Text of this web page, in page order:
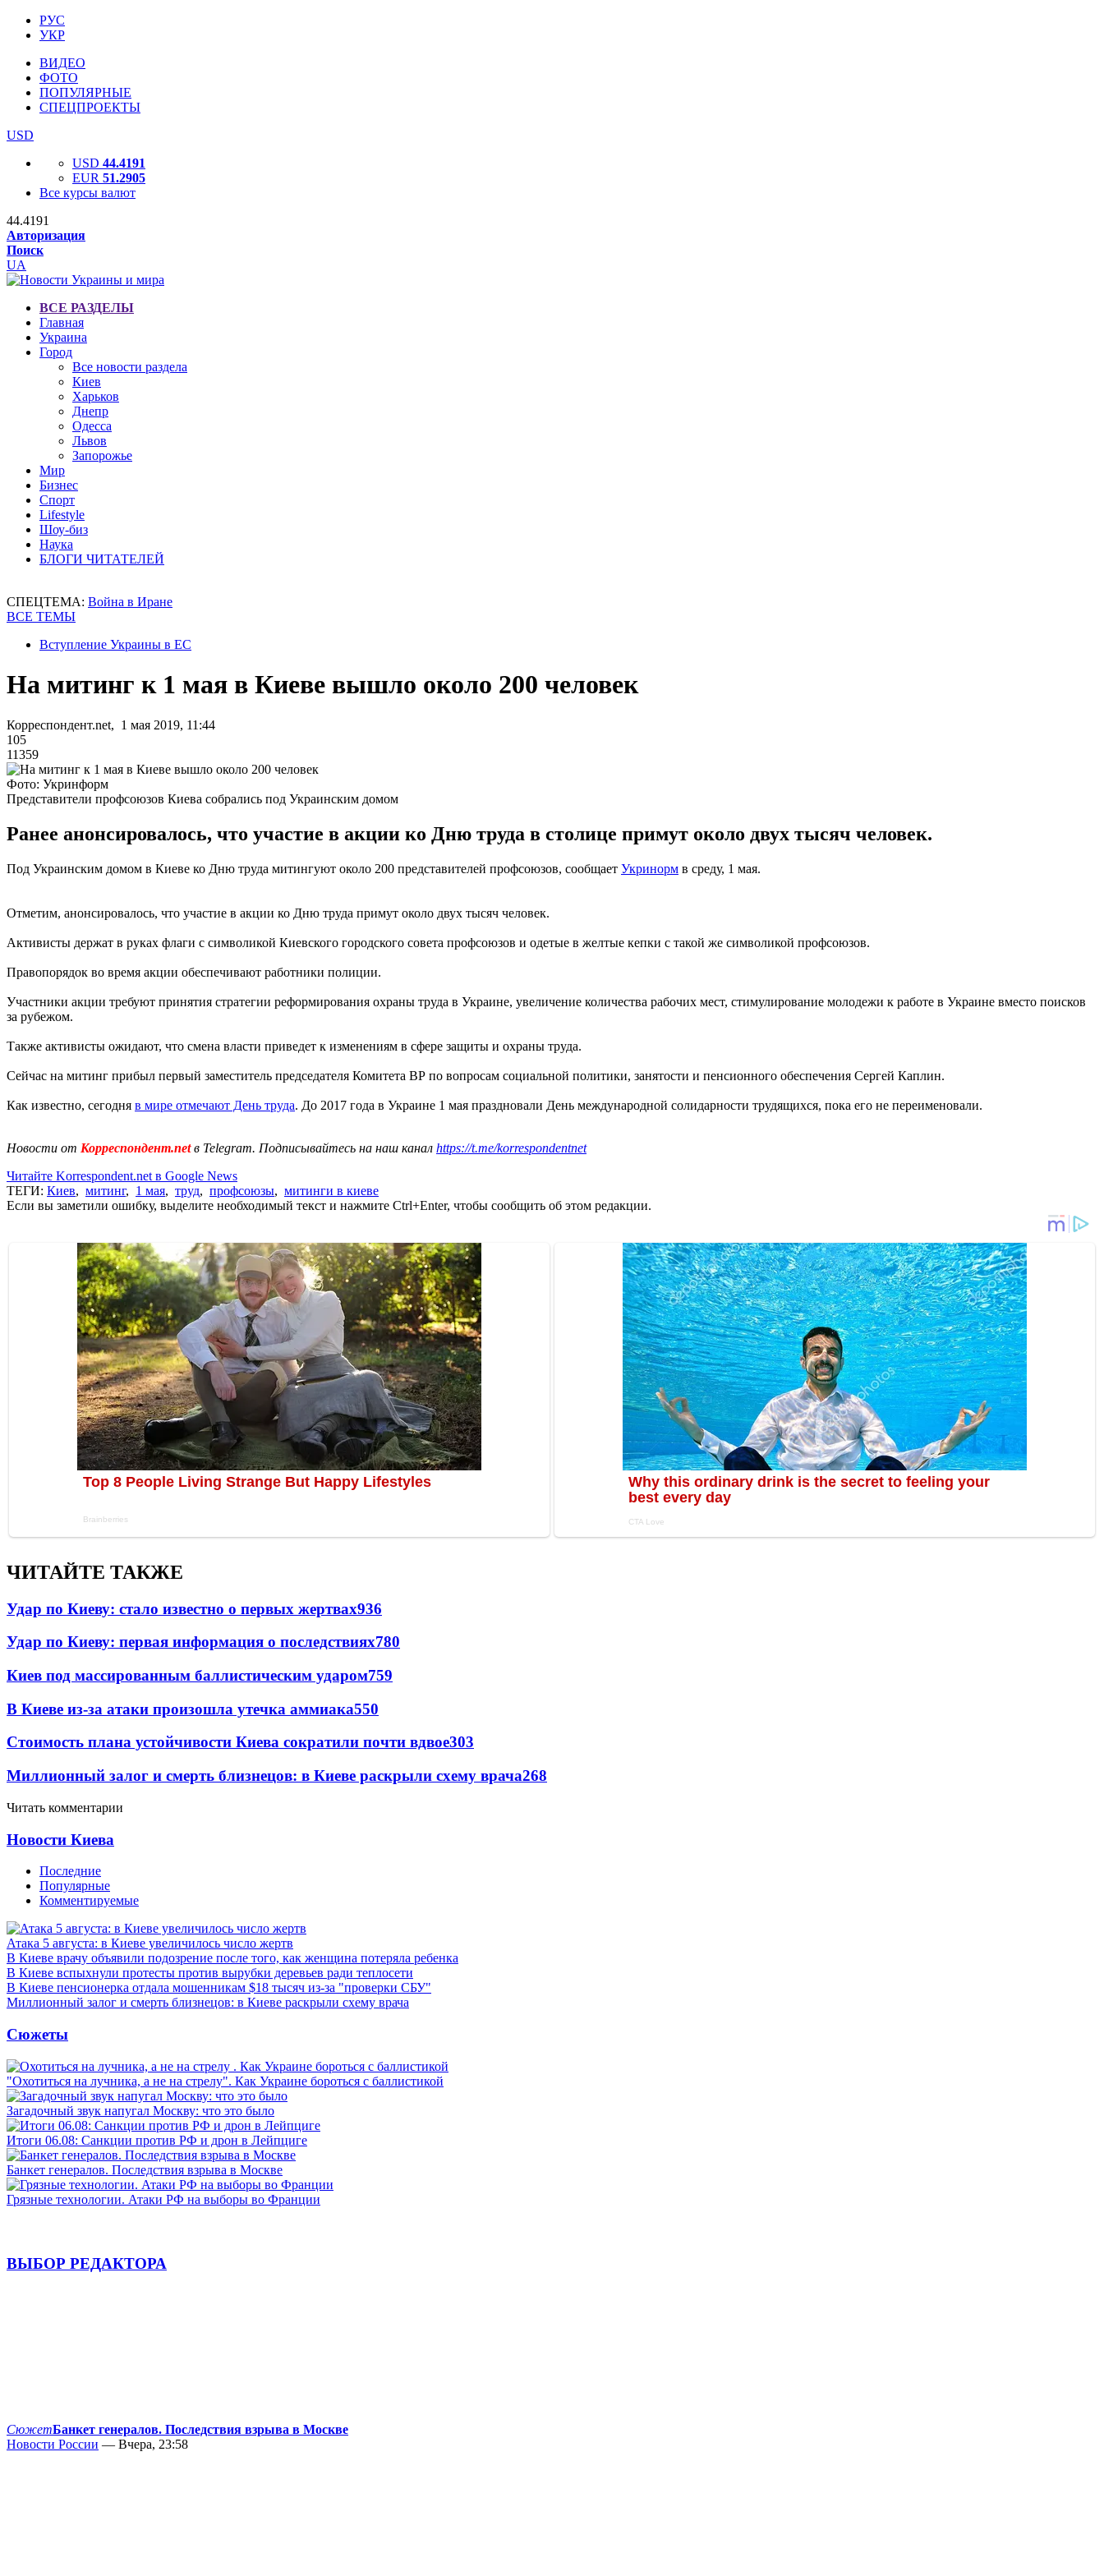
РУС
УКР
ВИДЕО
ФОТО
ПОПУЛЯРНЫЕ
СПЕЦПРОЕКТЫ
USD
USD 44.4191
EUR 51.2905
Все курсы валют
44.4191
Авторизация
Поиск
UA
ВСЕ РАЗДЕЛЫ
Главная
Украина
Город
Все новости раздела
Киев
Харьков
Днепр
Одесса
Львов
Запорожье
Мир
Бизнес
Спорт
Lifestyle
Шоу-биз
Наука
БЛОГИ ЧИТАТЕЛЕЙ
СПЕЦТЕМА: Война в Иране
ВСЕ ТЕМЫ
Вступление Украины в ЕС
На митинг к 1 мая в Киеве вышло около 200 человек
Корреспондент.net, 1 мая 2019, 11:44
105
11359
Фото: Укринформ
Представители профсоюзов Киева собрались под Украинским домом
Ранее анонсировалось, что участие в акции ко Дню труда в столице примут около двух тысяч человек.
Под Украинским домом в Киеве ко Дню труда митингуют около 200 представителей профсоюзов, сообщает Укринорм в среду, 1 мая.
Отметим, анонсировалось, что участие в акции ко Дню труда примут около двух тысяч человек.
Активисты держат в руках флаги с символикой Киевского городского совета профсоюзов и одетые в желтые кепки с такой же символикой профсоюзов.
Правопорядок во время акции обеспечивают работники полиции.
Участники акции требуют принятия стратегии реформирования охраны труда в Украине, увеличение количества рабочих мест, стимулирование молодежи к работе в Украине вместо поисков
за рубежом.
Также активисты ожидают, что смена власти приведет к изменениям в сфере защиты и охраны труда.
Сейчас на митинг прибыл первый заместитель председателя Комитета ВР по вопросам социальной политики, занятости и пенсионного обеспечения Сергей Каплин.
Как известно, сегодня в мире отмечают День труда. До 2017 года в Украине 1 мая праздновали День международной солидарности трудящихся, пока его не переименовали.
Новости от Корреспондент.netв Telegram. Подписывайтесь на наш канал https://t.me/korrespondentnet
Читайте Korrespondent.net в Google News
ТЕГИ: Киев, митинг, 1 мая, труд, профсоюзы, митинги в киеве
Если вы заметили ошибку, выделите необходимый текст и нажмите Ctrl+Enter, чтобы сообщить об этом редакции.
ЧИТАЙТЕ ТАКЖЕ
Удар по Киеву: стало известно о первых жертвах936
Удар по Киеву: первая информация о последствиях780
Киев под массированным баллистическим ударом759
В Киеве из-за атаки произошла утечка аммиака550
Стоимость плана устойчивости Киева сократили почти вдвое303
Миллионный залог и смерть близнецов: в Киеве раскрыли схему врача268
Читать комментарии
Новости Киева
Последние
Популярные
Комментируемые
Атака 5 августа: в Киеве увеличилось число жертв
В Киеве врачу объявили подозрение после того, как женщина потеряла ребенка
В Киеве вспыхнули протесты против вырубки деревьев ради теплосети
В Киеве пенсионерка отдала мошенникам $18 тысяч из-за "проверки СБУ"
Миллионный залог и смерть близнецов: в Киеве раскрыли схему врача
Сюжеты
"Охотиться на лучника, а не на стрелу". Как Украине бороться с баллистикой
Загадочный звук напугал Москву: что это было
Итоги 06.08: Санкции против РФ и дрон в Лейпциге
Банкет генералов. Последствия взрыва в Москве
Грязные технологии. Атаки РФ на выборы во Франции
ВЫБОР РЕДАКТОРА
СюжетБанкет генералов. Последствия взрыва в Москве
Новости России — Вчера, 23:58